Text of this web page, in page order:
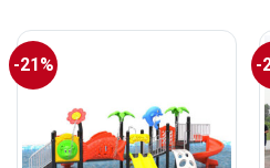
-21% -